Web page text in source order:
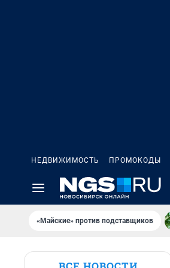
НЕДВИЖИМОСТЬ ПРОМОКОДЫ
«Майские» против подставщиков